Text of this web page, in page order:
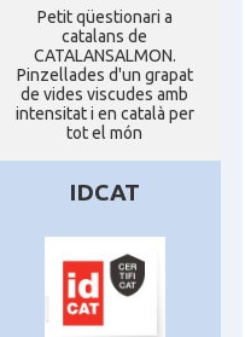
Petit qüestionari a
catalans de
CATALANSALMON.
Pinzellades d'un grapat
de vides viscudes amb
intensitat i en català per
tot el món
IDCAT